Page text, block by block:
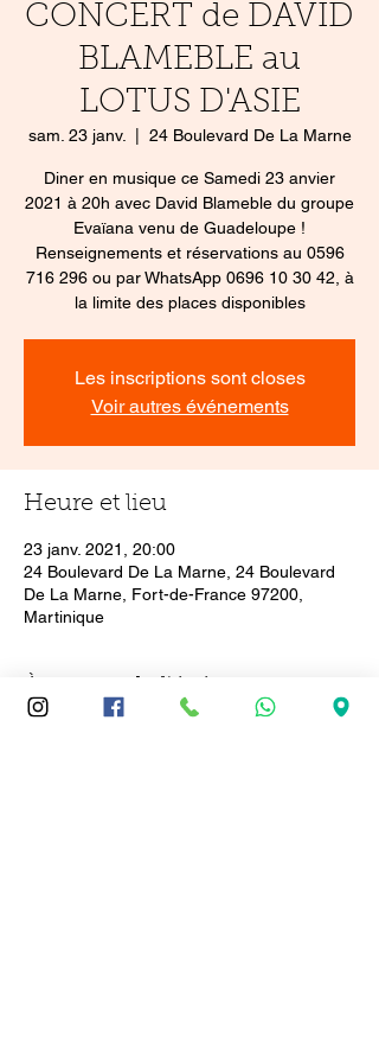
CONCERT de DAVID
BLAMEBLE au
LOTUS D'ASIE
sam. 23 janv. 24 Boulevard De La Marne
Diner en musique ce Samedi 23 anvier
2021 à 20h avec David Blameble du groupe
Evaïana venu de Guadeloupe !
Renseignements et réservations au 0596
716 296 ou par WhatsApp 0696 10 30 42, à
la limite des places disponibles
Les inscriptions sont closes
Voir autres événements
Heure et lieu
23 janv. 2021, 20:00
24 Boulevard De La Marne, 24 Boulevard
De La Marne, Fort-de-France 97200,
Martinique